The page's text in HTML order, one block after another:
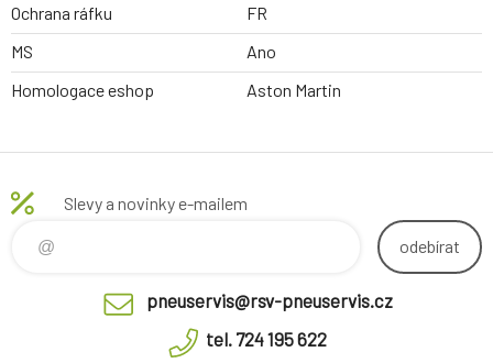
Ochrana ráfku
FR
MS
Ano
Homologace eshop
Aston Martin
Slevy a novinky e-mailem
odebírat
pneuservis@rsv-pneuservis.cz
tel. 724 195 622